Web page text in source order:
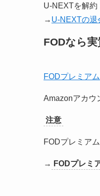
U-NEXTを解約
→ U-NEXTの退
FODなら
FODプレミアム
Amazonアカウ
注意
FODプレミア
→ FODプレミ